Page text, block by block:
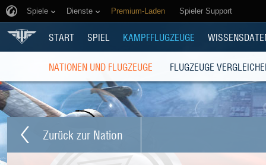
Spiele Dienste Premium-Laden Spieler Support
START SPIEL KAMPFFLUGZEUGE
NATIONEN UND FLUGZEUGE FLUGZEUGE
Zurück zur Nation